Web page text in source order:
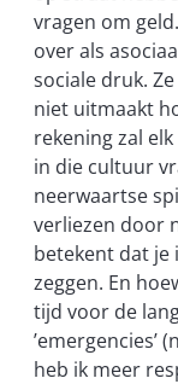
vragen om
over als
sociale druk.
niet uitmaakt
rekening zal
in die cultuur
neerwaartse
verliezen door
betekent dat je
zeggen. En
tijd voor de
’emergencies’
heb ik meer